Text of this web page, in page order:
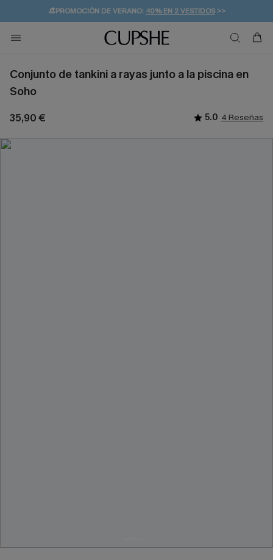
👒PROMOCIÓN DE VERANO:-10% EN 2 VESTIDOS>>
💌¡SUSCRIBIRSE & GANAR -10% EXTRA!
🚚ENVÍO GRATUITO A PARTIR DE 49 € >>
Conjunto de tankini a rayas junto a la piscina en
Soho
35,90 € 5.0 4 Reseñas